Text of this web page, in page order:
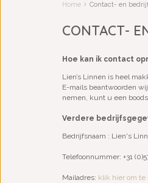
Home Contact- en
CONTACT-
Hoe kan ik contact
Lien’s Linnen is heel
E-mails beantwoorden
nemen, kunt u een
Verdere
Bedrijfsnaam : Lien's
Telefoonnummer: +31
Mailadres: klik hier om te